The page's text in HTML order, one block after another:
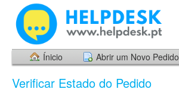
Ínicio Abrir um Novo Pedido
Verificar Estado do Pedido